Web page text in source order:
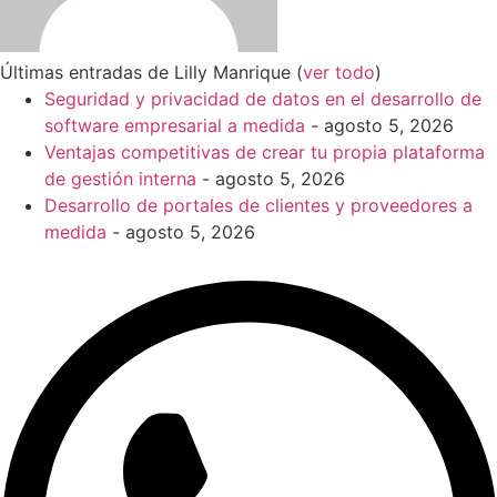
Últimas entradas de Lilly Manrique (ver todo)
Seguridad y privacidad de datos en el desarrollo de
software empresarial a medida - agosto 5, 2026
Ventajas competitivas de crear tu propia plataforma
de gestión interna - agosto 5, 2026
Desarrollo de portales de clientes y proveedores a
medida - agosto 5, 2026